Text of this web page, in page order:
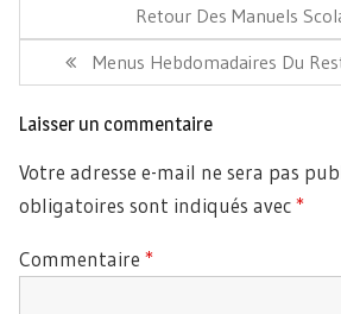
l’article
Article
Précédent:
Retour Des Manuels
Article
Suivant:
Menus Hebdomadaires Du
Laisser un commentaire
Votre adresse e-mail ne sera pas
obligatoires sont indiqués avec*
Commentaire *